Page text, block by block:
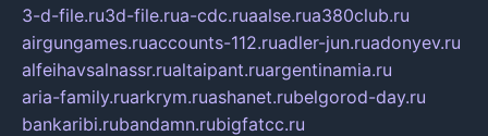
3-d-file.ru3d-file.rua-cdc.ruaalse.rua380club.ru
airgungames.ruaccounts-112.ruadler-jun.ruadonyev.ru
alfeihavsalnassr.rualtaipant.ruargentinamia.ru
aria-family.ruarkrym.ruashanet.rubelgorod-day.ru
bankaribi.rubandamn.rubigfatcc.ru